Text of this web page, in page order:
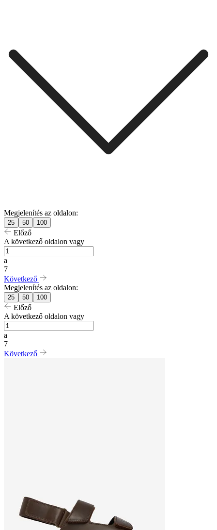
Megjelenítés az oldalon:
25 50 100
Előző
A következő oldalon vagy
a
7
Következő
Megjelenítés az oldalon:
25 50 100
Előző
A következő oldalon vagy
a
7
Következő